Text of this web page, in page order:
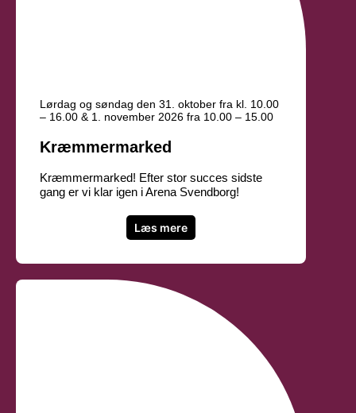
Lørdag og søndag den 31. oktober fra kl. 10.00
– 16.00 & 1. november 2026 fra 10.00 – 15.00
Kræmmermarked
Kræmmermarked! Efter stor succes sidste
gang er vi klar igen i Arena Svendborg!
Læs mere